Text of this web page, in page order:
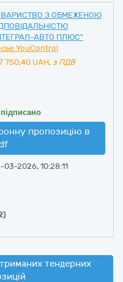
З ОБМЕЖЕНОЮ
АВТО ПЛЮС"
YouControl
750,40 UAH, з ПДВ
пропозицію в
03-2026, 10:28:11
тендерних